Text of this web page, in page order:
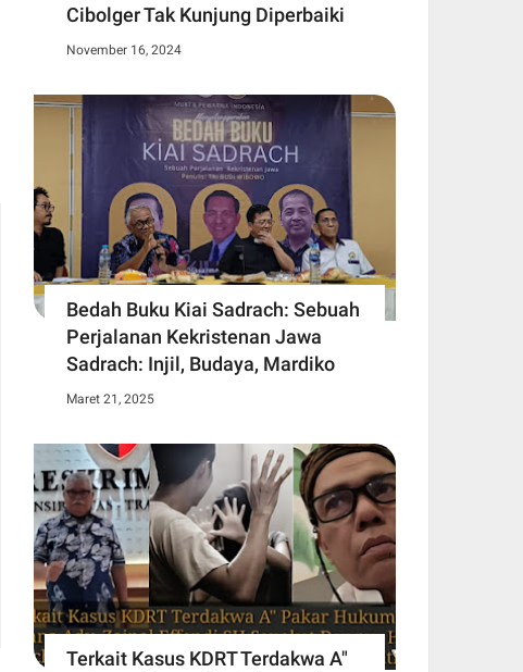
Cibolger Tak Kunjung Diperbaiki
November 16, 2024
Bedah Buku Kiai Sadrach: Sebuah
Perjalanan Kekristenan Jawa
Sadrach: Injil, Budaya, Mardiko
Maret 21, 2025
Terkait Kasus KDRT Terdakwa A"